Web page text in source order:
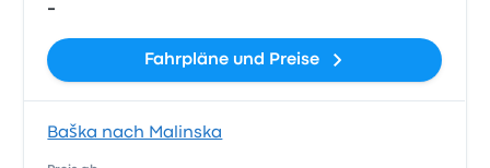
-
Fahrpläne und Preise
Baška nach Malinska